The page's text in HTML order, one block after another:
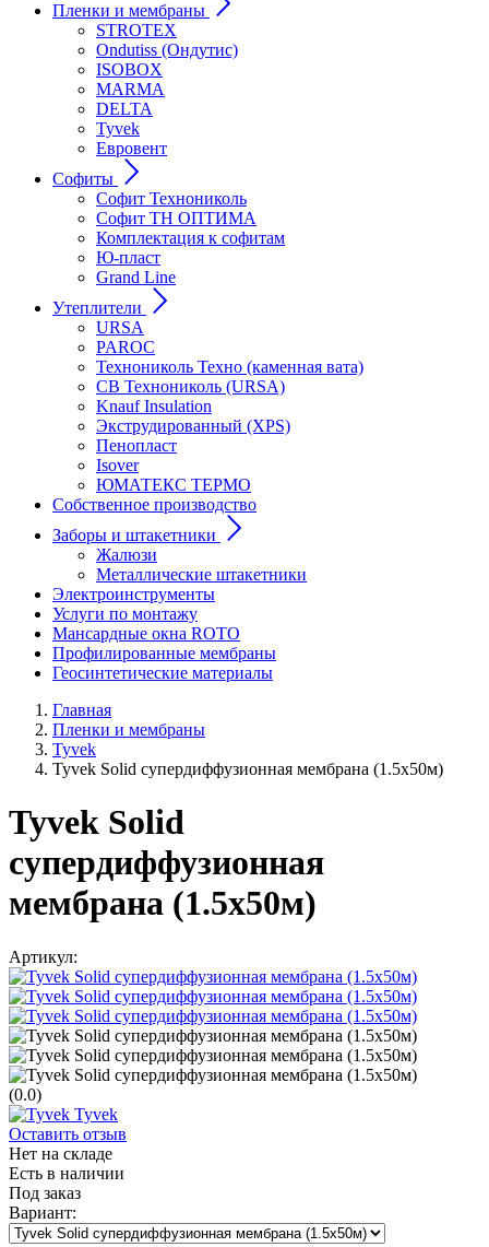
Пленки и мембраны
STROTEX
Ondutiss (Ондутис)
ISOBOX
MARMA
DELTA
Tyvek
Евровент
Софиты
Софит Технониколь
Софит ТН ОПТИМА
Комплектация к софитам
Ю-пласт
Grand Line
Утеплители
URSA
PAROC
Технониколь Техно (каменная вата)
СВ Технониколь (URSA)
Knauf Insulation
Экструдированный (XPS)
Пенопласт
Isover
ЮМАТЕКС ТЕРМО
Собственное производство
Заборы и штакетники
Жалюзи
Металлические штакетники
Электроинструменты
Услуги по монтажу
Мансардные окна ROTO
Профилированные мембраны
Геосинтетические материалы
Главная
Пленки и мембраны
Tyvek
Tyvek Solid супердиффузионная мембрана (1.5х50м)
Tyvek Solid
супердиффузионная
мембрана (1.5х50м)
Артикул:
(0.0)
Tyvek
Оставить отзыв
Нет на складе
Есть в наличии
Под заказ
Вариант: